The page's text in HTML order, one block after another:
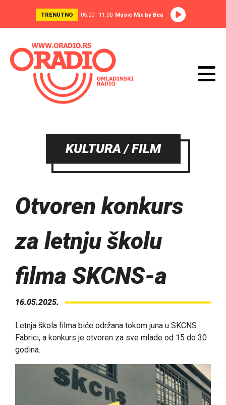
TRENUTNO 05:00 - 11:00 Music Mix by Bea
KULTURA / FILM
Otvoren konkurs
za letnju školu
filma SKCNS-a
16.05.2025.
Letnja škola filma biće održana tokom juna u SKCNS
Fabrici, a konkurs je otvoren za sve mlade od 15 do 30
godina.